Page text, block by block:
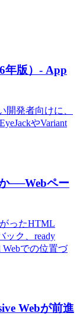
年版）- App
開発者向けに、
やVariant
──Webペー
がったHTML
ック、ready
Webでの位置づ
Webが前進